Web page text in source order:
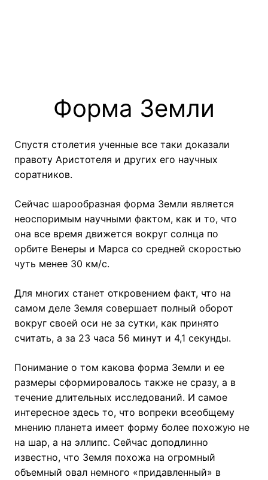
Форма Земли
Спустя столетия ученные все таки доказали
правоту Аристотеля и других его научных
соратников.
Сейчас шарообразная форма Земли является
неоспоримым научными фактом, как и то, что
она все время движется вокруг солнца по
орбите Венеры и Марса со средней скоростью
чуть менее 30 км/с.
Для многих станет откровением факт, что на
самом деле Земля совершает полный оборот
вокруг своей оси не за сутки, как принято
считать, а за 23 часа 56 минут и 4,1 секунды.
Понимание о том какова форма Земли и ее
размеры сформировалось также не сразу, а в
течение длительных исследований. И самое
интересное здесь то, что вопреки всеобщему
мнению планета имеет форму более похожую не
на шар, а на эллипс. Сейчас доподлинно
известно, что Земля похожа на огромный
объемный овал немного «придавленный» в